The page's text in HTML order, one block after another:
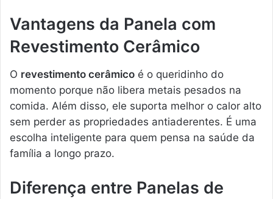
Vantagens da Panela com
Revestimento Cerâmico
O revestimento cerâmico é o queridinho do
momento porque não libera metais pesados na
comida. Além disso, ele suporta melhor o calor alto
sem perder as propriedades antiaderentes. É uma
escolha inteligente para quem pensa na saúde da
família a longo prazo.
Diferença entre Panelas de